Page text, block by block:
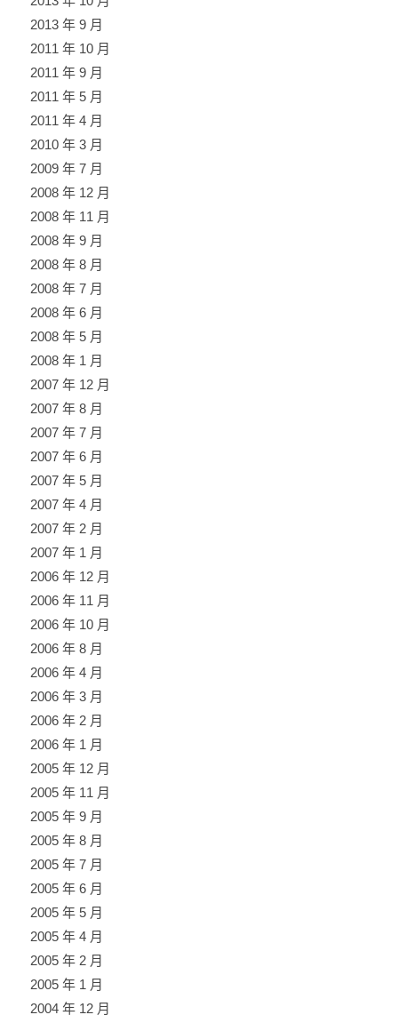
2013 年 9 月
2011 年 10 月
2011 年 9 月
2011 年 5 月
2011 年 4 月
2010 年 3 月
2009 年 7 月
2008 年 12 月
2008 年 11 月
2008 年 9 月
2008 年 8 月
2008 年 7 月
2008 年 6 月
2008 年 5 月
2008 年 1 月
2007 年 12 月
2007 年 8 月
2007 年 7 月
2007 年 6 月
2007 年 5 月
2007 年 4 月
2007 年 2 月
2007 年 1 月
2006 年 12 月
2006 年 11 月
2006 年 10 月
2006 年 8 月
2006 年 4 月
2006 年 3 月
2006 年 2 月
2006 年 1 月
2005 年 12 月
2005 年 11 月
2005 年 9 月
2005 年 8 月
2005 年 7 月
2005 年 6 月
2005 年 5 月
2005 年 4 月
2005 年 2 月
2005 年 1 月
2004 年 12 月